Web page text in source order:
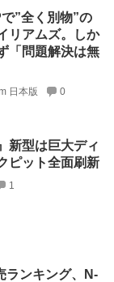
”全く別物”の
リアムズ。しか
「問題解決は無
日本版 0
新型は巨大ディ
ピット全面刷新
1
ランキング、N-